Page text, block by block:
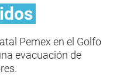
Pemex en el Golfo
evacuación de